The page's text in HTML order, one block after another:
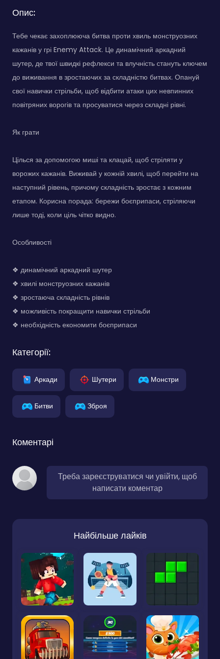
Опис:
Тебе чекає захоплююча битва проти хвиль монструозних
кажанів у грі Enemy Attack. Це динамічний аркадний
шутер, де твої швидкі рефлекси та влучність стануть ключем
до виживання в зростаючих за складністю битвах. Опануй
свої навички стрільби, щоб відбити атаки цих невпинних
повітряних ворогів та просуватися через складні рівні.
Як грати
Цілься за допомогою миші та клацай, щоб стріляти у
ворожих кажанів. Виживай у кожній хвилі, щоб перейти на
наступний рівень, причому складність зростає з кожним
етапом. Корисна порада: бережи боєприпаси, стріляючи
лише тоді, коли ціль чітко видно.
Особливості
❖ динамічний аркадний шутер
❖ хвилі монструозних кажанів
❖ зростаюча складність рівнів
❖ можливість покращити навички стрільби
❖ необхідність економити боєприпаси
Категорії:
Аркади Шутери Монстри
Битви Зброя
Коментарі
Треба зареєструватися чи увійти, щоб
написати коментар
Найбільше лайків